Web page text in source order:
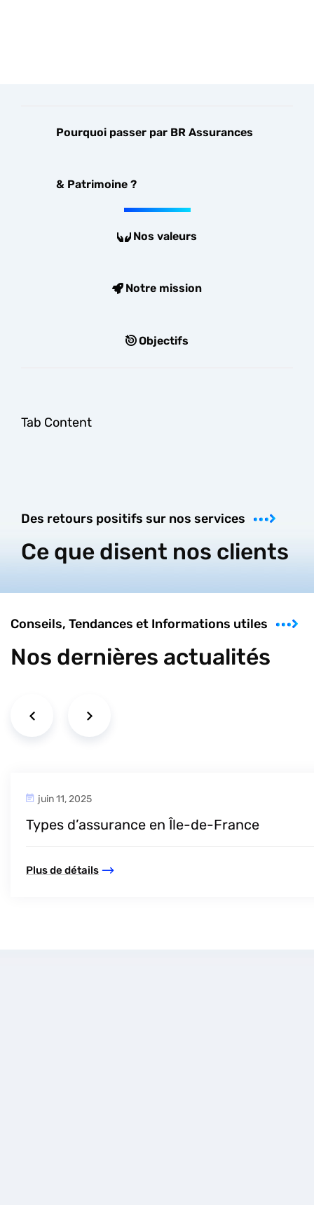
Pourquoi passer par BR Assurances
& Patrimoine ?
Nos valeurs
Notre mission
Objectifs
Tab Content
Des retours positifs sur nos services
Ce que disent nos clients
Conseils, Tendances et Informations utiles
Nos dernières actualités
son logement efficacement
juin 11, 2025
Types d’assurance en Île-de-France
Plus de détails